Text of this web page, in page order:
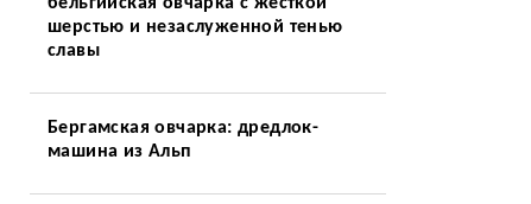
шерстью и незаслуженной тенью
славы
Бергамская овчарка: дредлок-
машина из Альп